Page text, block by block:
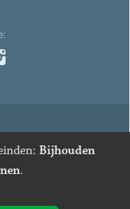
Koen
Cookies wijzigen
in Leuven
Bijhouden
.